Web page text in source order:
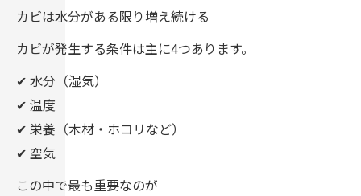
カビは水分がある限り増え続ける
カビが発生する条件は主に4つあります。
✔ 水分（湿気）
✔ 温度
✔ 栄養（木材・ホコリなど）
✔ 空気
この中で最も重要なのが